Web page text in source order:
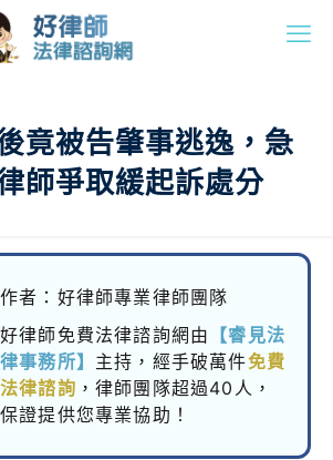
竟被告肇事逃逸，急
師爭取緩起訴處分
作者：好律師專業律師團隊
好律師免費法律諮詢網由
【睿見法
律事務所】 主持， 經手破萬件免費
法律諮詢 ，律師團隊超過40人，
保證提供您專業協助！